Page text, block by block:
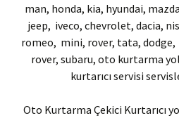
man, honda, kia, hyundai,
jeep, iveco, chevrolet, dacia,
romeo, mini, rover, tata,
rover, subaru, oto kurtarma
kurtarıcı servisi
Oto Kurtarma Çekici Kurtarıcı